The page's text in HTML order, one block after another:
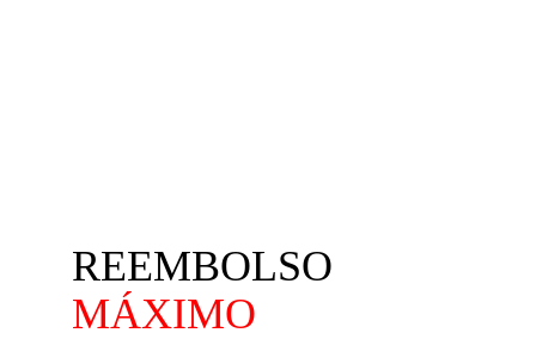
REEMBOLSO
MÁXIMO